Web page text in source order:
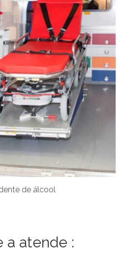
de álcool
a atende :